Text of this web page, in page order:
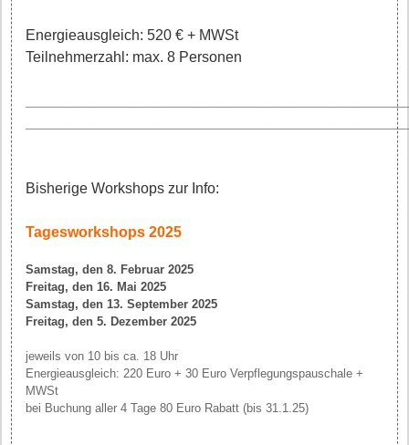
Energieausgleich: 520 € + MWSt
Teilnehmerzahl: max. 8 Personen
Bisherige Workshops zur Info:
Tagesworkshops 2025
Samstag, den 8. Februar 2025
Freitag, den 16. Mai 2025
Samstag, den 13. September 2025
Freitag, den 5. Dezember 2025
jeweils von 10 bis ca. 18 Uhr
Energieausgleich: 220 Euro + 30 Euro Verpflegungspauschale +
MWSt
bei Buchung aller 4 Tage 80 Euro Rabatt (bis 31.1.25)